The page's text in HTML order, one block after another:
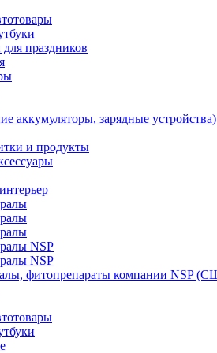
праздников
аккумуляторы, зарядные устройства)
и продукты
NSP
NSP
фитопрепараты компании NSP